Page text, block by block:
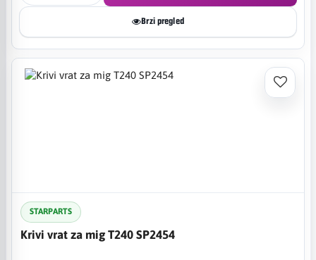
Brzi pregled
STARPARTS
Krivi vrat za mig T240 SP2454